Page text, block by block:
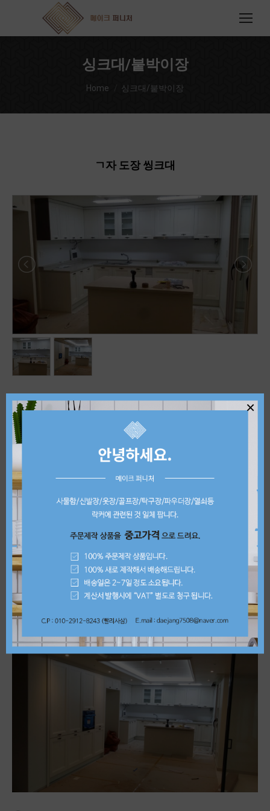
싱크대/붙박이장
You are here:
Home 싱크대/붙박이장
ㄱ자 도장 씽크대
상담문의
제품 상세정보
×